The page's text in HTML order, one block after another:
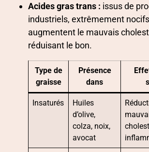
Acides gras trans : issus de
industriels, extrêmement
augmentent le mauvais
réduisant le bon.
Type de
graisse
Présence
dans
Insaturés
Huiles
d’olive,
colza, noix,
avocat